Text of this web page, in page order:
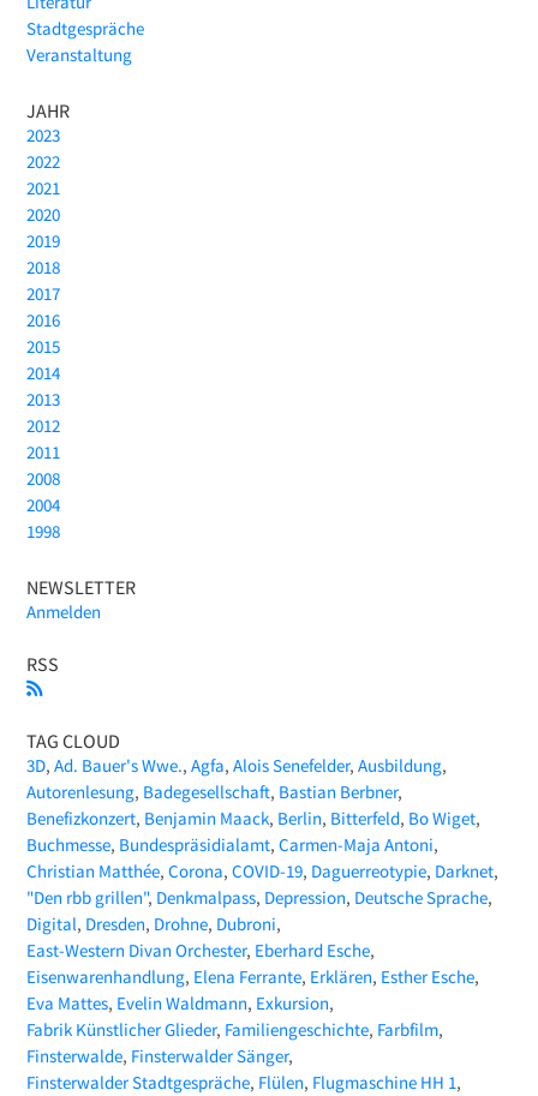
Stadtgespräche
Veranstaltung
JAHR
2023
2022
2021
2020
2019
2018
2017
2016
2015
2014
2013
2012
2011
2008
2004
1998
NEWSLETTER
Anmelden
RSS
TAG CLOUD
3D Ad. Bauer's Wwe. Agfa Alois Senefelder Ausbildung
Autorenlesung Badegesellschaft Bastian Berbner
Benefizkonzert Benjamin Maack Berlin Bitterfeld Bo Wiget
Buchmesse Bundespräsidialamt Carmen-Maja Antoni
Christian Matthée Corona COVID-19 Daguerreotypie Darknet
"Den rbb grillen" Denkmalpass Depression Deutsche Sprache
Digital Dresden Drohne Dubroni
East-Western Divan Orchester Eberhard Esche
Eisenwarenhandlung Elena Ferrante Erklären Esther Esche
Eva Mattes Evelin Waldmann Exkursion
Fabrik Künstlicher Glieder Familiengeschichte Farbfilm
Finsterwalde Finsterwalder Sänger
Finsterwalder Stadtgespräche Flülen Flugmaschine HH 1